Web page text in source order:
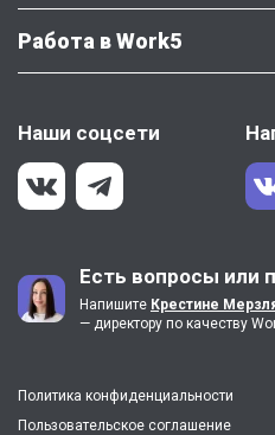
Работа в Work5
Наши соцсети
Есть вопросы или
Напишите Крестине
— директору по качеству
Политика конфиденциальности
Пользовательское соглашение